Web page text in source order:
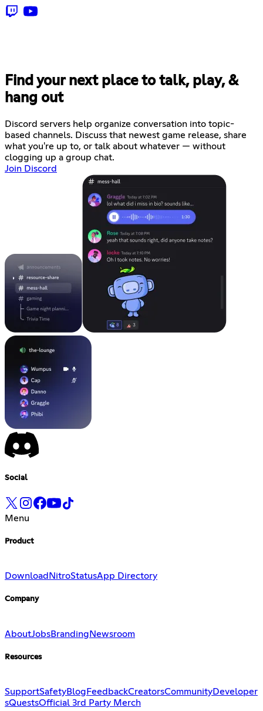
Find your next place to talk, play, &
hang out
Discord servers help organize conversation into topic-
based channels. Discuss that newest game release, share
what you're up to, or talk about whatever — without
clogging up a group chat.
Join Discord
Social
Menu
Product
Download NitroStatusApp Directory
Company
AboutJobsBranding Newsroom
Resources
SupportSafetyBlog FeedbackCreatorsCommunityDeveloper
sQuestsOfficial 3rd Party Merch